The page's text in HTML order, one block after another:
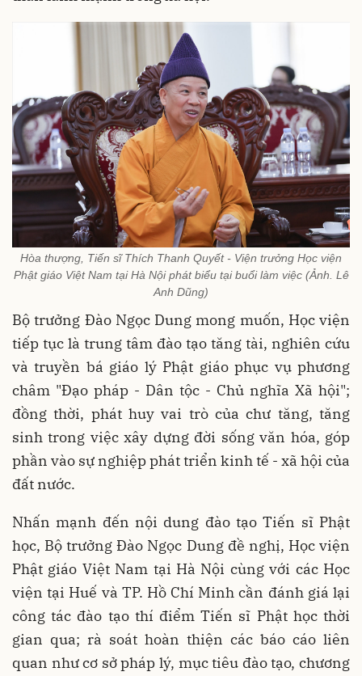
Hòa thượng, Tiến sĩ Thích Thanh Quyết - Viện trưởng Học viện
Phật giáo Việt Nam tại Hà Nội phát biểu tại buổi làm việc (Ảnh. Lê
Anh Dũng)
Bộ trưởng Đào Ngọc Dung mong muốn, Học viện
tiếp tục là trung tâm đào tạo tăng tài, nghiên cứu
và truyền bá giáo lý Phật giáo phục vụ phương
châm "Đạo pháp - Dân tộc - Chủ nghĩa Xã hội";
đồng thời, phát huy vai trò của chư tăng, tăng
sinh trong việc xây dựng đời sống văn hóa, góp
phần vào sự nghiệp phát triển kinh tế - xã hội của
đất nước.
Nhấn mạnh đến nội dung đào tạo Tiến sĩ Phật
học, Bộ trưởng Đào Ngọc Dung đề nghị, Học viện
Phật giáo Việt Nam tại Hà Nội cùng với các Học
viện tại Huế và TP. Hồ Chí Minh cần đánh giá lại
công tác đào tạo thí điểm Tiến sĩ Phật học thời
gian qua; rà soát hoàn thiện các báo cáo liên
quan như cơ sở pháp lý, mục tiêu đào tạo, chương